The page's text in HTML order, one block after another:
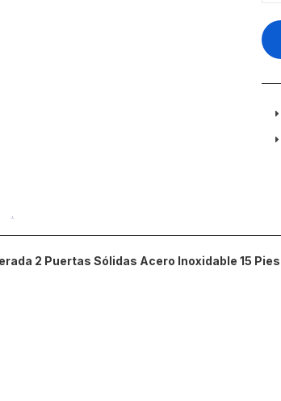
SS-
02
2 Puertas Sólidas Acero Inoxidable 15